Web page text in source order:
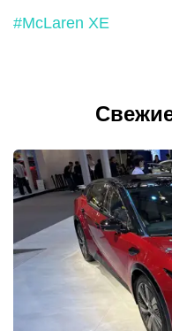
#McLaren XE